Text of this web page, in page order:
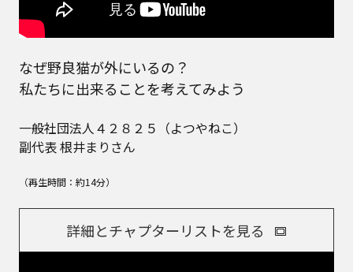
なぜ野良猫が外にいるの？
私たちに出来ることを考えてみよう
一般社団法人４２８２５（よつやねこ）
副代表 根井まりさん
（再生時間：約14分）
詳細とチャプターリストを見る